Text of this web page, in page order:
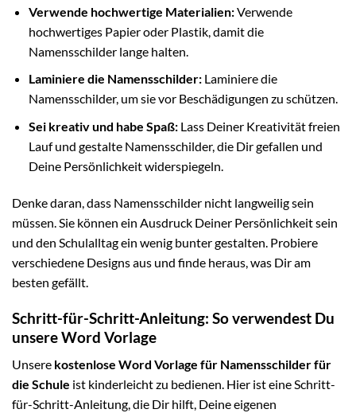
Verwende hochwertige Materialien:Verwende
hochwertiges Papier oder Plastik, damit die
Namensschilder lange halten.
Laminiere die Namensschilder:Laminiere die
Namensschilder, um sie vor Beschädigungen zu schützen.
Sei kreativ und habe Spaß:Lass Deiner Kreativität freien
Lauf und gestalte Namensschilder, die Dir gefallen und
Deine Persönlichkeit widerspiegeln.
Denke daran, dass Namensschilder nicht langweilig sein
müssen. Sie können ein Ausdruck Deiner Persönlichkeit sein
und den Schulalltag ein wenig bunter gestalten. Probiere
verschiedene Designs aus und finde heraus, was Dir am
besten gefällt.
Schritt-für-Schritt-Anleitung: So verwendest Du
unsere Word Vorlage
Unsere kostenlose Word Vorlage für Namensschilder für
die Schule ist kinderleicht zu bedienen. Hier ist eine Schritt-
für-Schritt-Anleitung, die Dir hilft, Deine eigenen